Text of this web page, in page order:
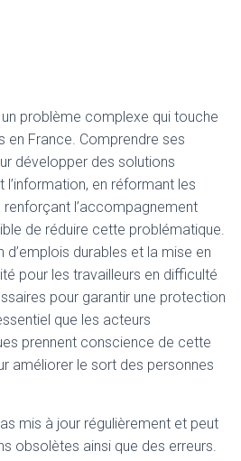
problème complexe qui touche
en France. Comprendre ses
développer des solutions
en réformant les
renforçant l’accompagnement
de réduire cette problématique.
durables et la mise en
pour les travailleurs en difficulté
pour garantir une protection
que les acteurs
prennent conscience de cette
améliorer le sort des personnes
mis à jour régulièrement et peut
obsolètes ainsi que des erreurs.